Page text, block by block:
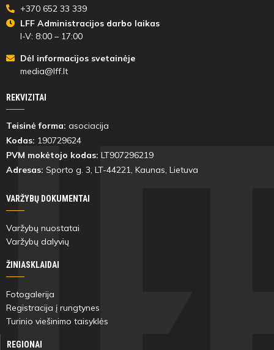
+370 652 33 339
LFF Administracijos darbo laikas
I-V: 8:00 – 17:00
Dėl informacijos svetainėje
media@lff.lt
REKVIZITAI
Teisinė forma: asociacija
Kodas: 190729624
PVM mokėtojo kodas: LT907296219
Adresas: Sporto g. 3, LT-44221, Kaunas, Lietuva
VARŽYBŲ DOKUMENTAI
Varžybų nuostatai
Varžybų dalyvių
ŽINIASKLAIDAI
Fotogalerija
Registracija į rungtynes
Turinio viešinimo taisyklės
REGIONAI